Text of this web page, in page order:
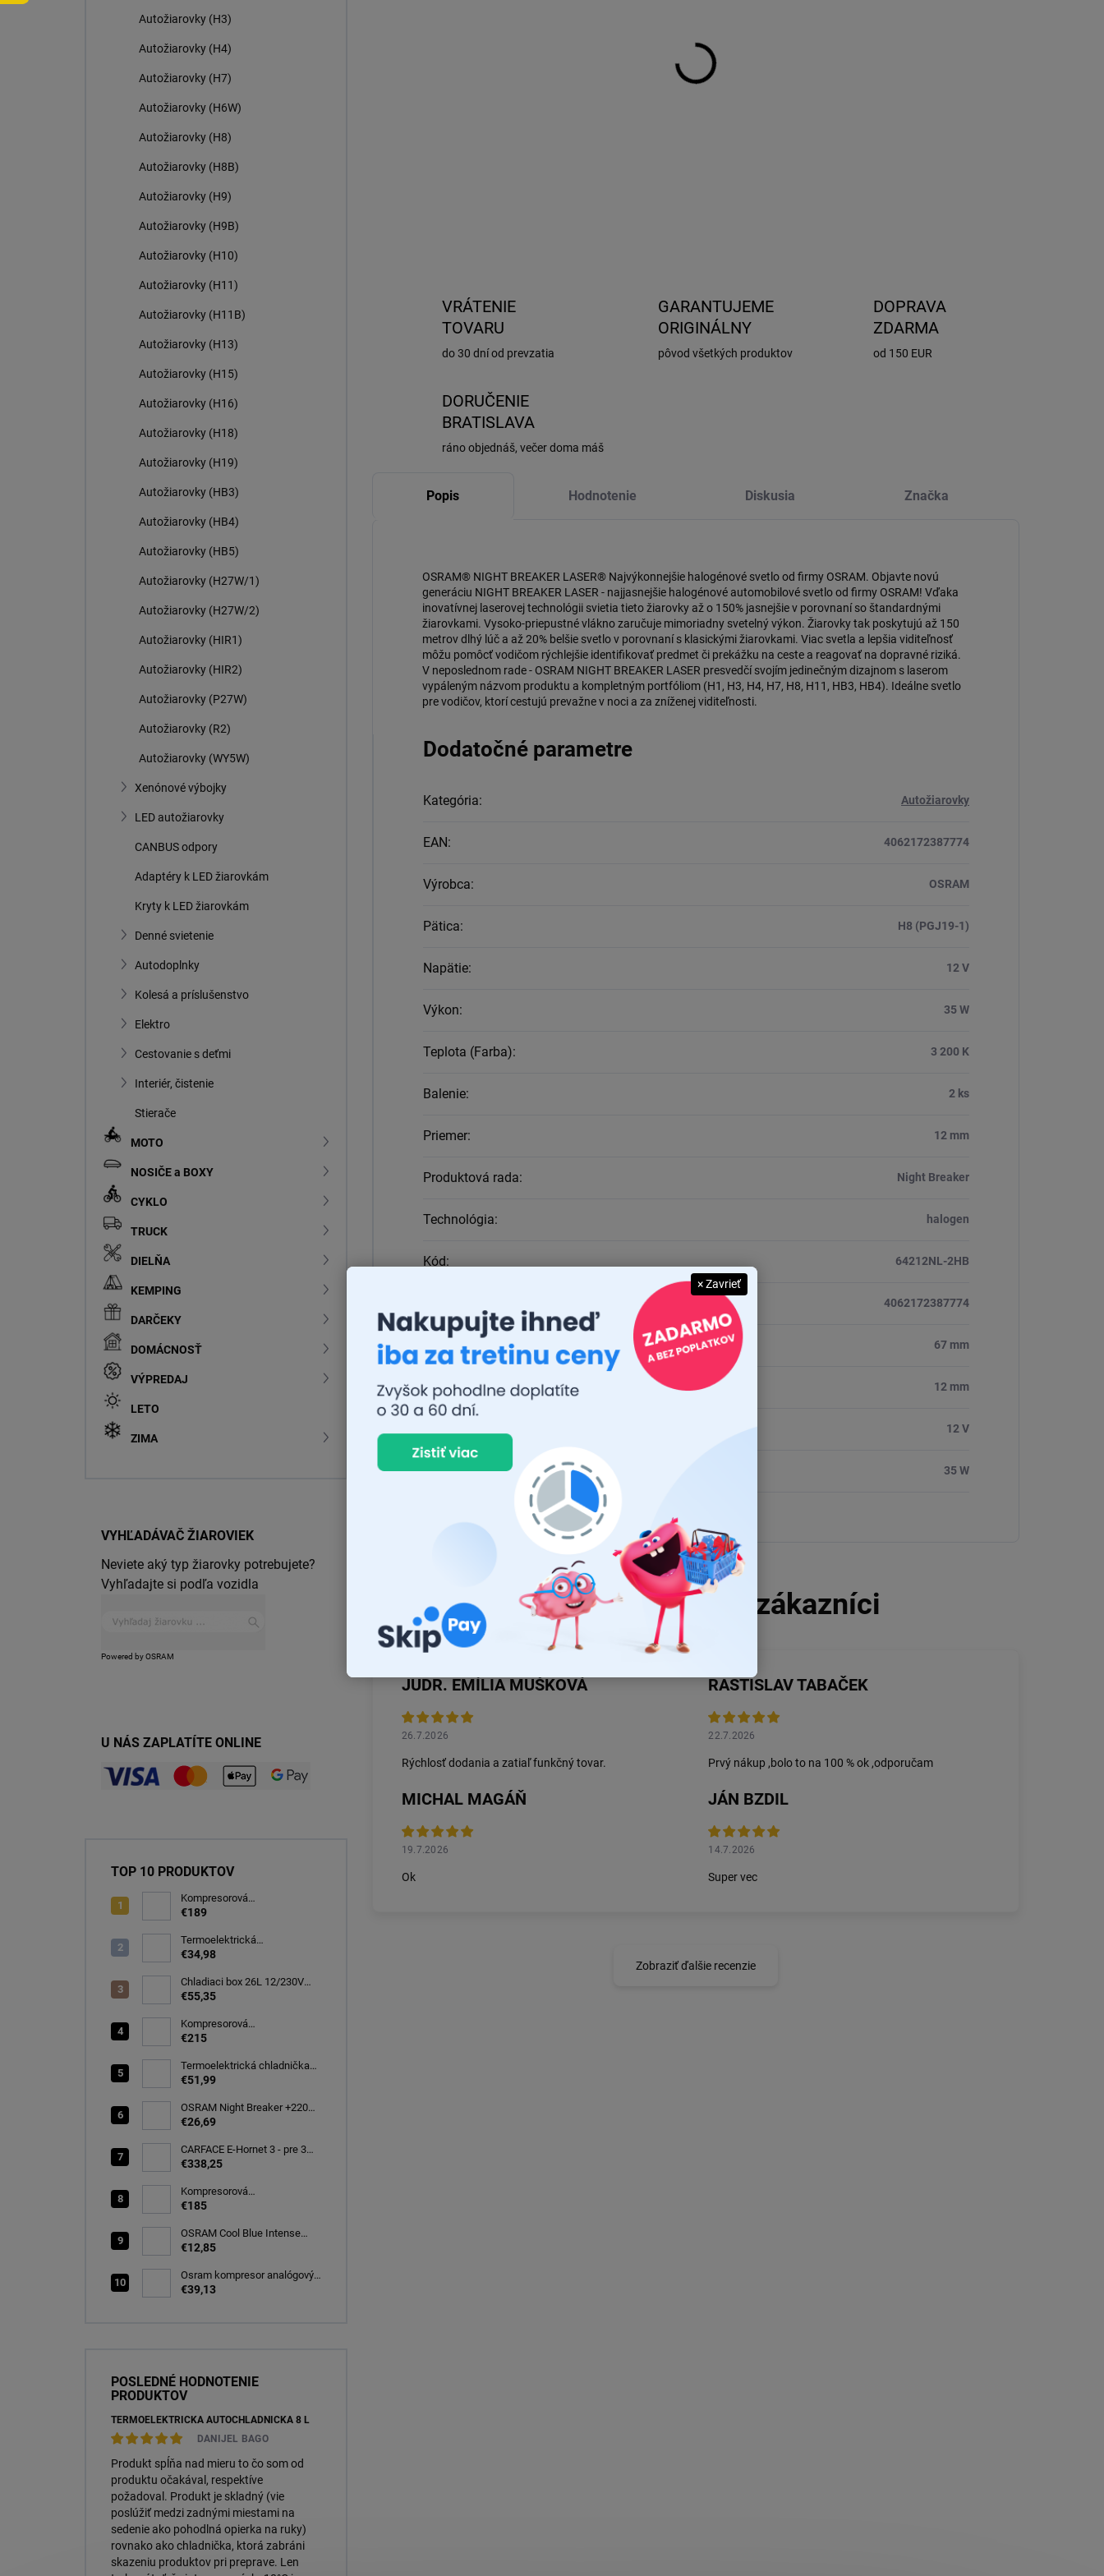
Autožiarovky (H3)
Autožiarovky (H4)
Autožiarovky (H7)
Autožiarovky (H6W)
Autožiarovky (H8)
Autožiarovky (H8B)
Autožiarovky (H9)
Autožiarovky (H9B)
Autožiarovky (H10)
Autožiarovky (H11)
Autožiarovky (H11B)
Autožiarovky (H13)
Autožiarovky (H15)
Autožiarovky (H16)
Autožiarovky (H18)
Autožiarovky (H19)
Autožiarovky (HB3)
Autožiarovky (HB4)
Autožiarovky (HB5)
Autožiarovky (H27W/1)
Autožiarovky (H27W/2)
Autožiarovky (HIR1)
Autožiarovky (HIR2)
Autožiarovky (P27W)
Autožiarovky (R2)
Autožiarovky (WY5W)
Xenónové výbojky
LED autožiarovky
CANBUS odpory
Adaptéry k LED žiarovkám
Kryty k LED žiarovkám
Denné svietenie
Autodoplnky
Kolesá a príslušenstvo
Elektro
Cestovanie s deťmi
Interiér, čistenie
Stierače
MOTO
NOSIČE a BOXY
CYKLO
TRUCK
DIELŇA
KEMPING
DARČEKY
DOMÁCNOSŤ
VÝPREDAJ
LETO
ZIMA
VYHĽADÁVAČ ŽIAROVIEK
Neviete aký typ žiarovky potrebujete?
Vyhľadajte si podľa vozidla
Powered by OSRAM
U NÁS ZAPLATÍTE ONLINE
TOP 10 PRODUKTOV
Kompresorová
autochladnička 32 litrov, -20C
€189
Termoelektrická
autochladnička 8 l
€34,98
Chladiaci box 26L 12/230V
autochladnička, modrá
€55,35
Kompresorová
autochladnička 40 litrov, -22C
€215
Termoelektrická chladnička
CARFACE 29 litrov -20C
€51,99
OSRAM Night Breaker +220%
H7 PX26d 12V 55W BOX
€26,69
CARFACE E-Hornet 3 - pre 3
elektro/bicykle
€338,25
Kompresorová
autochladnička 25 litrov, -20C
€185
OSRAM Cool Blue Intense
(NEXT GEN) H7 PX26d 12V
(64210CBN-2HB)
€12,85
Osram kompresor analógový
s tesniacou hmotou opravná
€39,13
POSLEDNÉ HODNOTENIE
PRODUKTOV
TERMOELEKTRICKÁ AUTOCHLADNIČKA 8 L
DANIJEL BAGO
Produkt spĺňa nad mieru to čo som od
produktu očakával, respektíve
požadoval. Produkt je skladný (vie
poslúžiť medzi zadnými miestami na
sedenie ako pohodlná opierka na ruky)
rovnako ako chladnička, ktorá zabráni
skazeniu produktov pri preprave. Len
DORUČENIA
VRÁTENIE
TOVARU
do 30 dní od prevzatia
GARANTUJEME
ORIGINÁLNY
pôvod všetkých produktov
DOPRAVA
ZDARMA
od 150 EUR
DORUČENIE
BRATISLAVA
ráno objednáš, večer doma máš
Popis Hodnotenie Diskusia Značka
OSRAM® NIGHT BREAKER LASER® Najvýkonnejšie halogénové svetlo od firmy OSRAM. Objavte novú
generáciu NIGHT BREAKER LASER - najjasnejšie halogénové automobilové svetlo od firmy OSRAM! Vďaka
inovatívnej laserovej technológii svietia tieto žiarovky až o 150% jasnejšie v porovnaní so štandardnými
žiarovkami. Vysoko-priepustné vlákno zaručuje mimoriadny svetelný výkon. Žiarovky tak poskytujú až 150
metrov dlhý lúč a až 20% belšie svetlo v porovnaní s klasickými žiarovkami. Viac svetla a lepšia viditeľnosť
môžu pomôcť vodičom rýchlejšie identifikovať predmet či prekážku na ceste a reagovať na dopravné riziká.
V neposlednom rade - OSRAM NIGHT BREAKER LASER presvedčí svojím jedinečným dizajnom s laserom
vypáleným názvom produktu a kompletným portfóliom (H1, H3, H4, H7, H8, H11, HB3, HB4). Ideálne svetlo
pre vodičov, ktorí cestujú prevažne v noci a za zníženej viditeľnosti.
Dodatočné parametre
Kategória: Autožiarovky
EAN: 4062172387774
Výrobca: OSRAM
Pätica: H8 (PGJ19-1)
Napätie: 12 V
Výkon: 35 W
Teplota (Farba): 3 200 K
Balenie: 2 ks
Priemer: 12 mm
Produktová rada: Night Breaker
Technológia: halogen
Kód: 64212NL-2HB
4062172387774
67 mm
Priemer: 12 mm
12 V
Výkon: 35 W
JUDR. EMÍLIA MUŠKOVÁ
26.7.2026
Rýchlosť dodania a zatiaľ funkčný tovar.
RASTISLAV TABAČEK
22.7.2026
Prvý nákup ,bolo to na 100 % ok ,odporučam
MICHAL MAGÁŇ
19.7.2026
Ok
JÁN BZDIL
14.7.2026
Super vec
Zobraziť ďalšie recenzie
× Zavrieť